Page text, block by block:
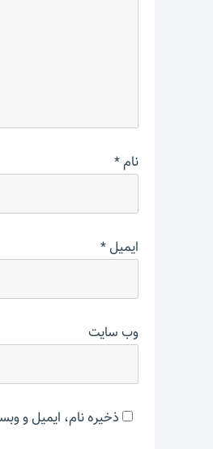
نام*
ایمیل*
وب‌ سایت
ذخیره نام، ایمیل و